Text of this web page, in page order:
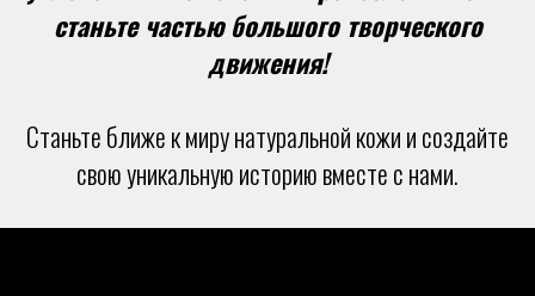
станьте частью большого творческого
движения!
Станьте ближе к миру натуральной кожи и создайте
свою уникальную историю вместе с нами.